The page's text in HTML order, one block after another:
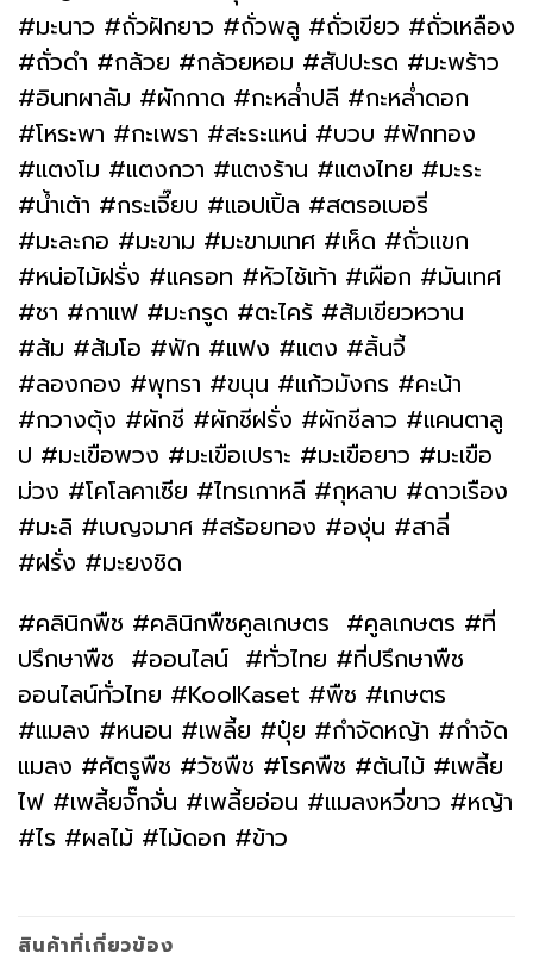
#มะนาว #ถั่วฝักยาว #ถั่วพลู #ถั่วเขียว #ถั่วเหลือง
#ถั่วดำ #กล้วย #กล้วยหอม #สัปปะรด #มะพร้าว
#อินทผาลัม #ผักกาด #กะหล่ำปลี #กะหล่ำดอก
#โหระพา #กะเพรา #สะระแหน่ #บวบ #ฟักทอง
#แตงโม #แตงกวา #แตงร้าน #แตงไทย #มะระ
#น้ำเต้า #กระเจี๊ยบ #แอปเปิ้ล #สตรอเบอรี่
#มะละกอ #มะขาม #มะขามเทศ #เห็ด #ถั่วแขก
#หน่อไม้ฝรั่ง #แครอท #หัวไช้เท้า #เผือก #มันเทศ
#ชา #กาแฟ #มะกรูด #ตะไคร้ #ส้มเขียวหวาน
#ส้ม #ส้มโอ #ฟัก #แฟง #แตง #ลิ้นจี้
#ลองกอง #พุทรา #ขนุน #แก้วมังกร #คะน้า
#กวางตุ้ง #ผักชี #ผักชีฝรั่ง #ผักชีลาว #แคนตาลู
ป #มะเขือพวง #มะเขือเปราะ #มะเขือยาว #มะเขือ
ม่วง #โคโลคาเซีย #ไทรเกาหลี #กุหลาบ #ดาวเรือง
#มะลิ #เบญจมาศ #สร้อยทอง #องุ่น #สาลี่
#ฝรั่ง #มะยงชิด
#คลินิกพืช #คลินิกพืชคูลเกษตร #คูลเกษตร #ที่
ปรึกษาพืช #ออนไลน์ #ทั่วไทย #ที่ปรึกษาพืช
ออนไลน์ทั่วไทย #KoolKaset #พืช #เกษตร
#แมลง #หนอน #เพลี้ย #ปุ๋ย #กำจัดหญ้า #กำจัด
แมลง #ศัตรูพืช #วัชพืช #โรคพืช #ต้นไม้ #เพลี้ย
ไฟ #เพลี้ยจั๊กจั่น #เพลี้ยอ่อน #แมลงหวี่ขาว #หญ้า
#ไร #ผลไม้ #ไม้ดอก #ข้าว
สินค้าที่เกี่ยวข้อง